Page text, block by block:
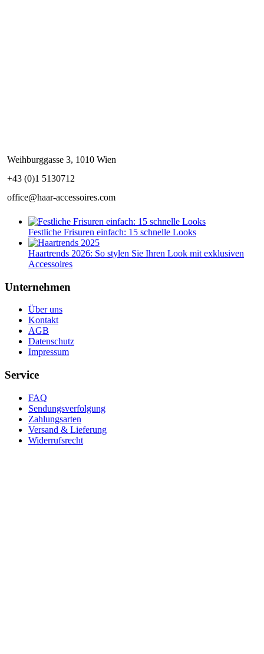
Weihburggasse 3, 1010 Wien
+43 (0)1 5130712
office@haar-accessoires.com
Festliche Frisuren einfach: 15 schnelle Looks
Haartrends 2026: So stylen Sie Ihren Look mit exklusiven
Accessoires
Unternehmen
Über uns
Kontakt
AGB
Datenschutz
Impressum
Service
FAQ
Sendungsverfolgung
Zahlungsarten
Versand & Lieferung
Widerrufsrecht